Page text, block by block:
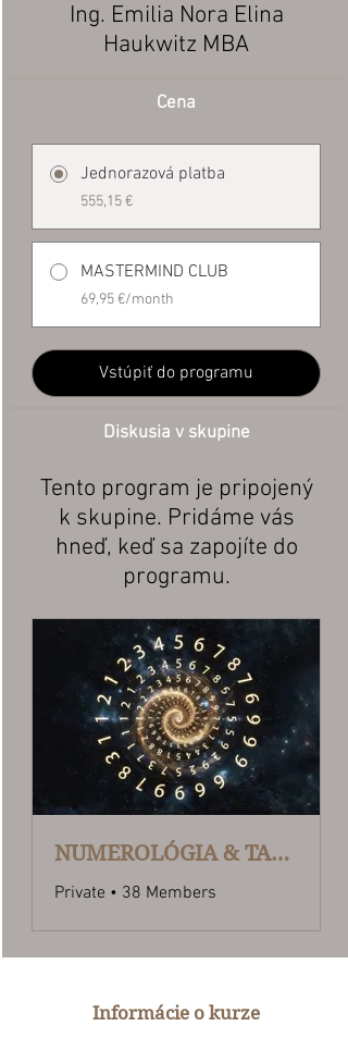
Informácie o kurze
Ing. Emilia Nora Elina
Haukwitz MBA
Cena
Jednorazová platba
555,15 €
MASTERMIND CLUB
69,95 €/month
Vstúpiť do programu
Diskusia v skupine
Tento program je pripojený
k skupine. Pridáme vás
hneď, keď sa zapojíte do
programu.
NUMEROLÓGIA & TAROTOVÝ ARCHETYP Online program
Private • 38 Members